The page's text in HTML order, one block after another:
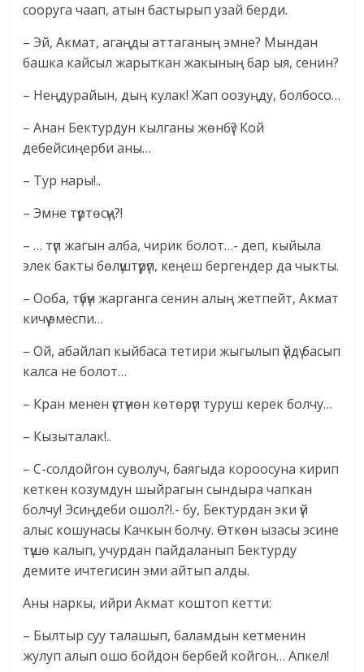
сооруга чаап, атын бастырып узай берди.
– Эй, Акмат, агаңды аттаганың эмне? Мындан
башка кайсыл жарыткан жакының бар ыя, сенин?
– Неңдурайын, дың кулак! Жап оозуңду, болбосо…
– Анан Бектурдун кылганы жөнбү? Кой
дебейсиңерби аны…
– Тур нары!..
– Эмне түртөсүң?!
– … түп жагын алба, чирик болот…- деп, кыйыла
элек бакты бөлүштүрүп, кеңеш бергендер да чыкты.
– Ооба, түбүн жарганга сенин алың жетпейт, Акмат
кичүү эмеспи…
– Ой, абайлап кыйбаса тетири жыгылып үйдү басып
калса не болот…
– Кран менен үстүнөн көтөрүп туруш керек болчу…
– Кызыталак!..
– С-солдойгон суволуч, баягыда короосуна кирип
кеткен козумдун шыйрагын сындыра чапкан
болчу! Эсиңдеби ошол?!.- бу, Бектурдан эки үй
алыс кошунасы Качкын болчу. Өткөн ызасы эсине
түшө калып, учурдан пайдаланып Бектурду
демите ичтегисин эми айтып алды.
Аны наркы, ийри Акмат коштоп кетти:
– Былтыр суу талашып, баламдын кетменин
жулуп алып ошо бойдон бербей койгон… Апкел!